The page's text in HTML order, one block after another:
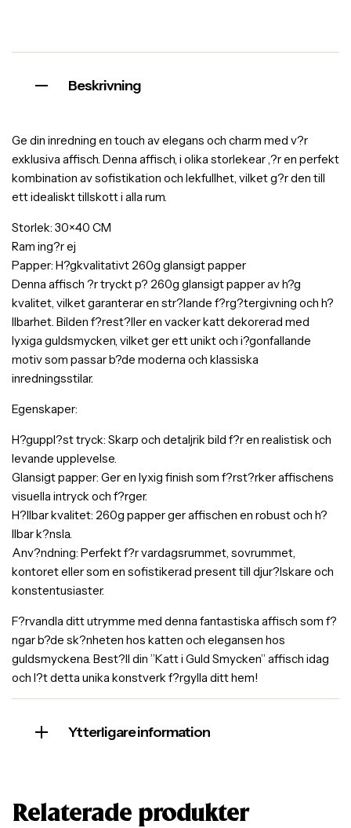
Beskrivning
Ge din inredning en touch av elegans och charm med v?r
exklusiva affisch. Denna affisch, i olika storlekear ,?r en perfekt
kombination av sofistikation och lekfullhet, vilket g?r den till
ett idealiskt tillskott i alla rum.
Storlek: 30×40 CM
Ram ing?r ej
Papper: H?gkvalitativt 260g glansigt papper
Denna affisch ?r tryckt p? 260g glansigt papper av h?g
kvalitet, vilket garanterar en str?lande f?rg?tergivning och h?
llbarhet. Bilden f?rest?ller en vacker katt dekorerad med
lyxiga guldsmycken, vilket ger ett unikt och i?gonfallande
motiv som passar b?de moderna och klassiska
inredningsstilar.
Egenskaper:
H?guppl?st tryck: Skarp och detaljrik bild f?r en realistisk och
levande upplevelse.
Glansigt papper: Ger en lyxig finish som f?rst?rker affischens
visuella intryck och f?rger.
H?llbar kvalitet: 260g papper ger affischen en robust och h?
llbar k?nsla.
Anv?ndning: Perfekt f?r vardagsrummet, sovrummet,
kontoret eller som en sofistikerad present till djur?lskare och
konstentusiaster.
F?rvandla ditt utrymme med denna fantastiska affisch som f?
ngar b?de sk?nheten hos katten och elegansen hos
guldsmyckena. Best?ll din ”Katt i Guld Smycken” affisch idag
och l?t detta unika konstverk f?rgylla ditt hem!
Ytterligare information
Relaterade produkter